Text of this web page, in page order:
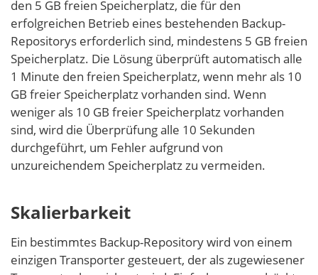
den 5 GB freien Speicherplatz, die für den
erfolgreichen Betrieb eines bestehenden Backup-
Repositorys erforderlich sind, mindestens 5 GB freien
Speicherplatz. Die Lösung überprüft automatisch alle
1 Minute den freien Speicherplatz, wenn mehr als 10
GB freier Speicherplatz vorhanden sind. Wenn
weniger als 10 GB freier Speicherplatz vorhanden
sind, wird die Überprüfung alle 10 Sekunden
durchgeführt, um Fehler aufgrund von
unzureichendem Speicherplatz zu vermeiden.
Skalierbarkeit
Ein bestimmtes Backup-Repository wird von einem
einzigen Transporter gesteuert, der als zugewiesener